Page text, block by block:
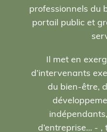
professionnels du
portail public et
Il met en
d’intervenants
du bien-être,
d’entreprise… -